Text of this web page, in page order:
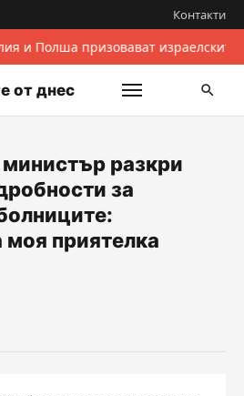
Контакти
и Полша призовават
от днес
разкри
за
приятелка